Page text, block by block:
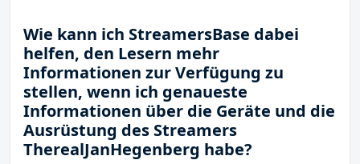
Wie kann ich StreamersBase dabei
helfen, den Lesern mehr
Informationen zur Verfügung zu
stellen, wenn ich genaueste
Informationen über die Geräte und die
Ausrüstung des Streamers
TherealJanHegenberg habe?